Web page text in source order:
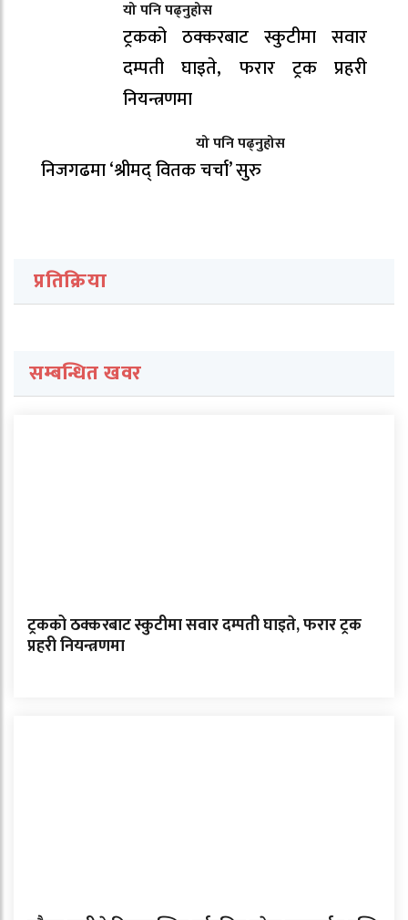
यो पनि पढ्नुहोस
ट्रकको ठक्करबाट स्कुटीमा सवार
दम्पती घाइते, फरार ट्रक प्रहरी
नियन्त्रणमा
यो पनि पढ्नुहोस
निजगढमा ‘श्रीमद् वितक चर्चा’ सुरु
प्रतिक्रिया
सम्बन्धित खवर
ट्रकको ठक्करबाट स्कुटीमा सवार दम्पती घाइते, फरार ट्रक
प्रहरी नियन्त्रणमा